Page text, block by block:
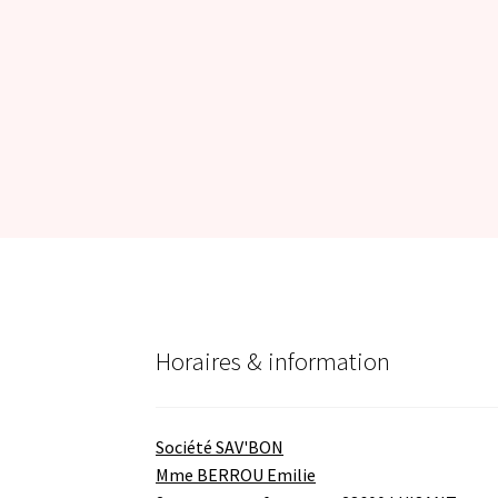
Horaires & information
Société SAV'BON
Mme BERROU Emilie